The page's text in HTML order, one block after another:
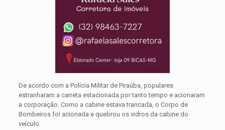
De acordo com a Polícia Militar de Piraúba, populares
estranharam a carreta estacionada por tanto tempo e acionaram
a corporação. Como a cabine estava trancada, o Corpo de
Bombeiros foi acionada e quebrou os vidros da cabine do
veículo.